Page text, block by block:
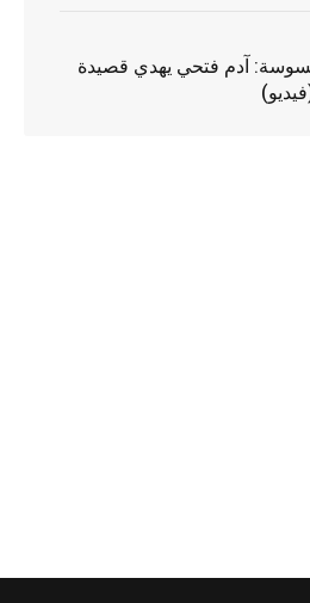
آدم فتحي يهدي قصيدة